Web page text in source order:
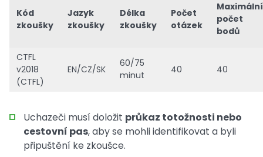
Kód
zkoušky
Jazyk
zkoušky
Délka
zkoušky
Počet
otázek
Maximální
počet
bodů
CTFL
v2018
(CTFL)
EN/CZ/SK
60/75
minut
40 40
Uchazeči musí doložit průkaz totožnosti nebo
cestovní pas, aby se mohli identifikovat a byli
připuštění ke zkoušce.